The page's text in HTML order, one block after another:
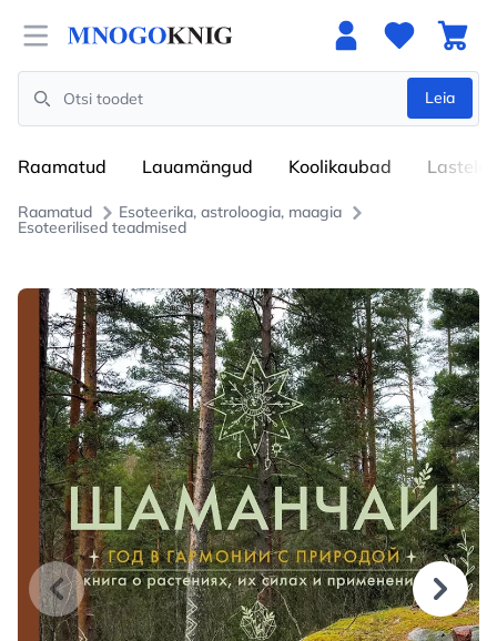
Open menu
Search
Leia
Raamatud Lauamängud Koolikaubad Lastele
Raamatud Esoteerika, astroloogia, maagia
Esoteerilised teadmised